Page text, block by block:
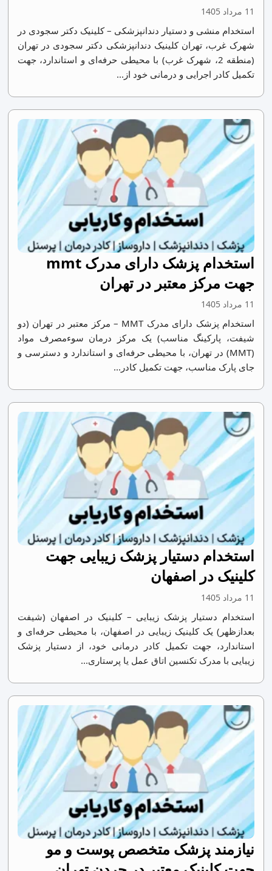
11 مرداد 1405
استخدام منشی و دستیار دندانپزشکی – کلینیک دکتر سجودی در
شهرک غرب، تهران کلینیک دندانپزشکی دکتر سجودی در تهران
(منطقه 2، شهرک غرب) با محیطی حرفه‌ای و استاندارد، جهت
تکمیل کادر اجرایی و درمانی خود از...
استخدام پزشک دارای مدرک mmt
جهت مرکز معتبر در تهران
11 مرداد 1405
استخدام پزشک دارای مدرک MMT – مرکز معتبر در تهران (دو
شیفت، پارکینگ مناسب) یک مرکز درمان سوءمصرف مواد
(MMT) در تهران، با محیطی حرفه‌ای و استاندارد و دسترسی و
جای پارک مناسب، جهت تکمیل کادر...
استخدام دستیار پزشک زیبایی جهت
کلینیک در اصفهان
11 مرداد 1405
استخدام دستیار پزشک زیبایی – کلینیک در اصفهان (شیفت
بعدازظهر) یک کلینیک زیبایی در اصفهان، با محیطی حرفه‌ای و
استاندارد، جهت تکمیل کادر درمانی خود، از دستیار پزشک
زیبایی با مدرک تکنسین اتاق عمل یا پرستاری...
نیازمند پزشک متخصص پوست و مو